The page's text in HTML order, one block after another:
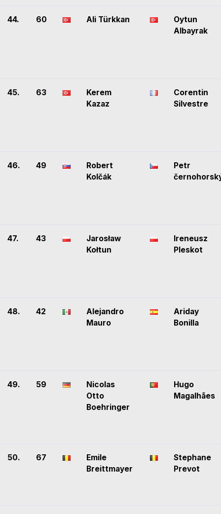
44. 60 Ali Türkkan
Oytun
Albayrak
45. 63
Kerem
Kazaz
Corentin
Silvestre
46. 49
Robert
Kolčák
Petr
47. 43
Jarosław
Kołtun
Ireneusz
Pleskot
48. 42
Alejandro
Mauro
Ariday
Bonilla
49. 59
Nicolas
Otto
Boehringer
Hugo
Magalhães
50. 67
Emile
Breittmayer
Stephane
Prevot